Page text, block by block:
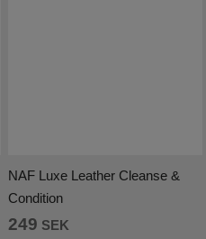
NAF Luxe Leather Cleanse &
Condition
249 SEK